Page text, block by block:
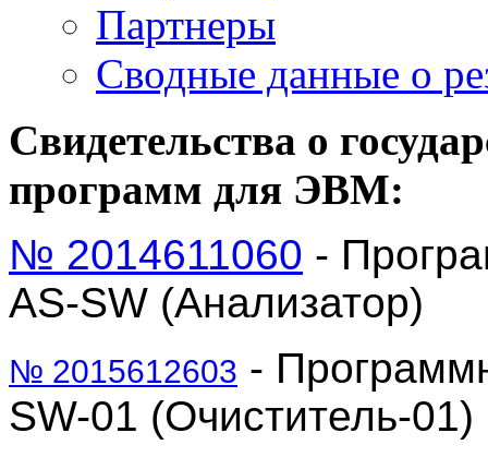
Партнеры
Cводные данные о
Свидетельства о
программ для ЭВМ:
№ 2014611060 -
AS-SW (Анализатор)
№ 2015612603 -
SW-01 (Очиститель-01)